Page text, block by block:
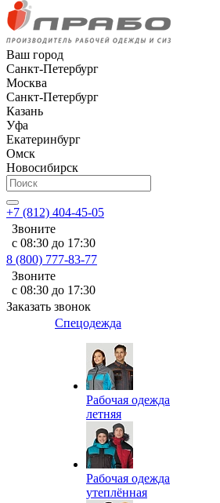
Ваш город
Санкт-Петербург
Москва
Санкт-Петербург
Казань
Уфа
Екатеринбург
Омск
Новосибирск
+7 (812) 404-45-05
Звоните
с 08:30 до 17:30
8 (800) 777-83-77
Звоните
с 08:30 до 17:30
Заказать звонок
Спецодежда
Рабочая одежда
летняя
Рабочая одежда
утеплённая